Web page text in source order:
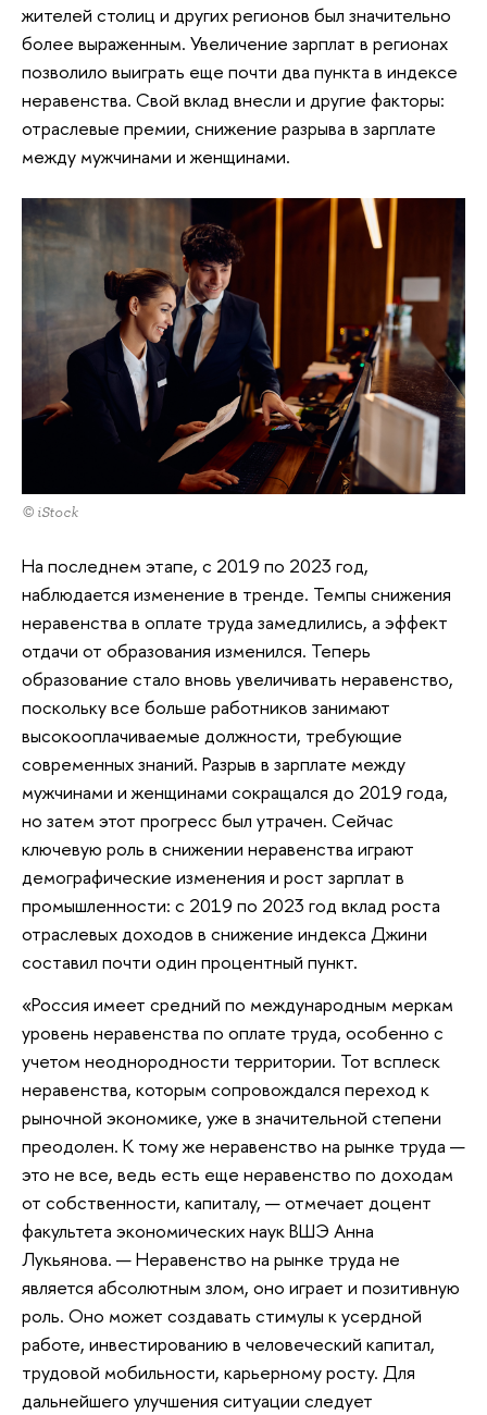
жителей столиц и других регионов был значительно
более выраженным. Увеличение зарплат в регионах
позволило выиграть еще почти два пункта в индексе
неравенства. Свой вклад внесли и другие факторы:
отраслевые премии, снижение разрыва в зарплате
между мужчинами и женщинами.
© iStock
На последнем этапе, с 2019 по 2023 год,
наблюдается изменение в тренде. Темпы снижения
неравенства в оплате труда замедлились, а эффект
отдачи от образования изменился. Теперь
образование стало вновь увеличивать неравенство,
поскольку все больше работников занимают
высокооплачиваемые должности, требующие
современных знаний. Разрыв в зарплате между
мужчинами и женщинами сокращался до 2019 года,
но затем этот прогресс был утрачен. Сейчас
ключевую роль в снижении неравенства играют
демографические изменения и рост зарплат в
промышленности: с 2019 по 2023 год вклад роста
отраслевых доходов в снижение индекса Джини
составил почти один процентный пункт.
«Россия имеет средний по международным меркам
уровень неравенства по оплате труда, особенно с
учетом неоднородности территории. Тот всплеск
неравенства, которым сопровождался переход к
рыночной экономике, уже в значительной степени
преодолен. К тому же неравенство на рынке труда —
это не все, ведь есть еще неравенство по доходам
от собственности, капиталу, — отмечает доцент
факультета экономических наук ВШЭ Анна
Лукьянова. — Неравенство на рынке труда не
является абсолютным злом, оно играет и позитивную
роль. Оно может создавать стимулы к усердной
работе, инвестированию в человеческий капитал,
трудовой мобильности, карьерному росту. Для
дальнейшего улучшения ситуации следует